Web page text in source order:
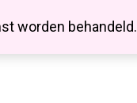
worden behandeld.